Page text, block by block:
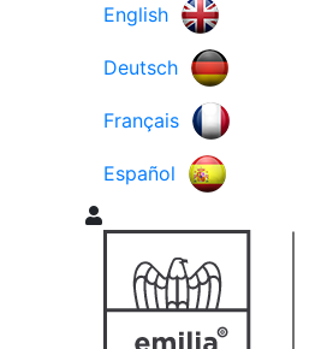
English
Deutsch
Français
Español